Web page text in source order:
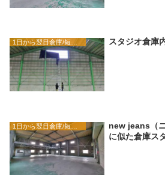
スタジオ倉庫
new jeans（
に似た倉庫ス